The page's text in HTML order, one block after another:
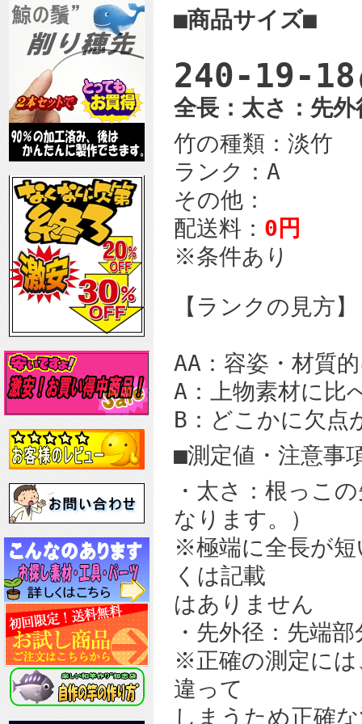
■商品サイズ■
240-19-18
全長：太さ：先外
竹の種類：淡竹
ランク：A
その他：
配送料： 0円
※条件あり
【ランクの見方】
AA：容姿・材質
A：上物素材に比
B：どこかに欠点
■測定値・注意事
・太さ：根っこ
なります。）
※極端に全長が
くは記載
はありません
・先外径：先端
※正確の測定には
違って
しまうため正確